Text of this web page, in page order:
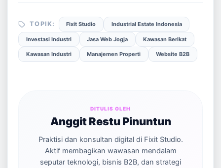
TOPIK: Fixit Studio Industrial Estate Indonesia
Investasi Industri Jasa Web Jogja Kawasan Berikat
Kawasan Industri Manajemen Properti Website B2B
DITULIS OLEH
Anggit Restu Pinuntun
Praktisi dan konsultan digital di Fixit Studio.
Aktif membagikan wawasan mendalam
seputar teknologi, bisnis B2B, dan strategi